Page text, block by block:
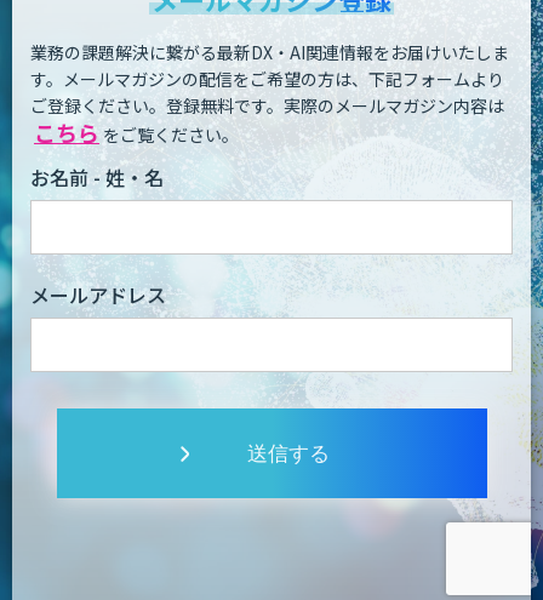
業務の課題解決に繋がる最新DX・AI関連情報をお届けいたしま
す。 メールマガジンの配信をご希望の方は、下記フォームより
ご登録ください。登録無料です。 実際のメールマガジン内容は
こちら をご覧ください。
お名前 - 姓・名
メールアドレス
送信する